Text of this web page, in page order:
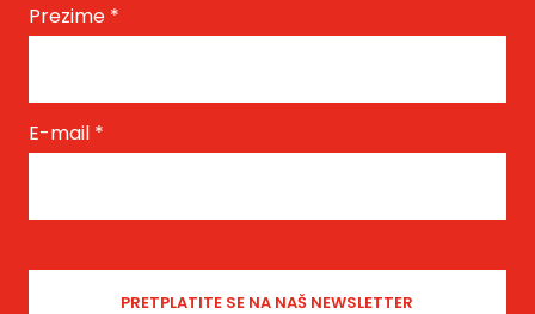
Prezime *
E-mail *